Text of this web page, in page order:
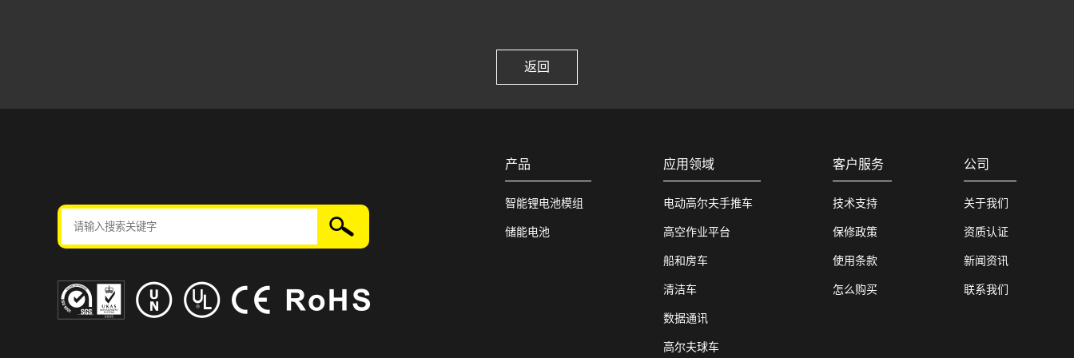
返回
产品
智能锂电池模组
储能电池
应用领域
电动高尔夫手推车
高空作业平台
船和房车
清洁车
数据通讯
高尔夫球车
客户服务
技术支持
保修政策
使用条款
怎么购买
公司
关于我们
资质认证
新闻资讯
联系我们